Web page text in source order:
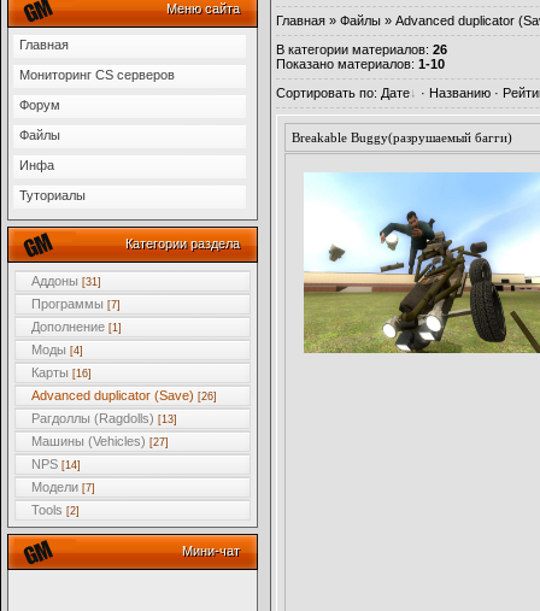
Меню сайта
Главная
Мониторинг CS серверов
Форум
Файлы
Инфа
Туториалы
Категории раздела
Аддоны [31]
Программы [7]
Дополнение [1]
Моды [4]
Карты [16]
Advanced duplicator (Save) [26]
Рагдоллы (Ragdolls) [13]
Машины (Vehicles) [27]
NPS [14]
Модели [7]
Tools [2]
Мини-чат
Главная » Файлы » Advanced duplicator
В категории материалов: 26
Показано материалов: 1-10
Сортировать по: Дате · Названию ·
Breakable Buggy(разрушаемый багги)